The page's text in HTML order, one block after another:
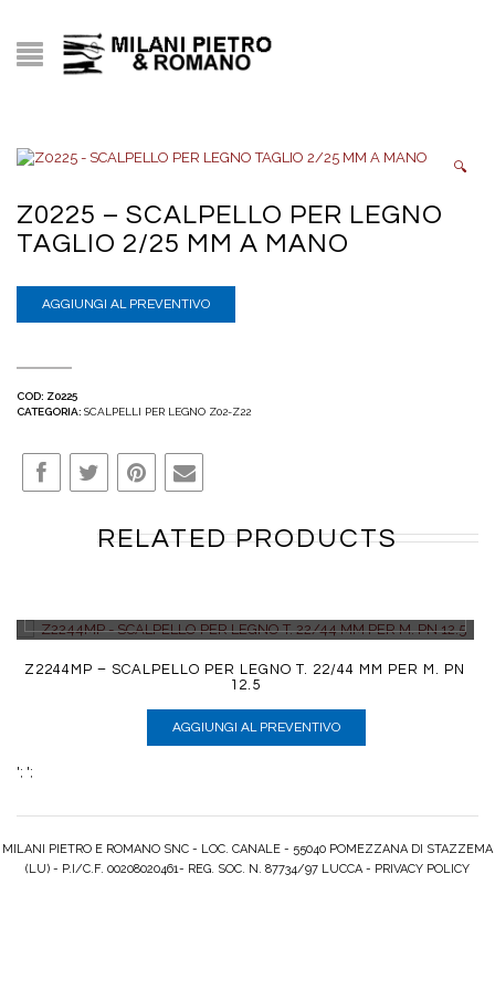
🔍
Z0225 – SCALPELLO PER LEGNO
TAGLIO 2/25 MM A MANO
AGGIUNGI AL PREVENTIVO
COD: Z0225
CATEGORIA: SCALPELLI PER LEGNO Z02-Z22
RELATED PRODUCTS
Z2244MP – SCALPELLO PER LEGNO T. 22/44 MM PER M. PN
12.5
AGGIUNGI AL PREVENTIVO
'; ';
MILANI PIETRO E ROMANO SNC - LOC. CANALE - 55040 POMEZZANA DI STAZZEMA
(LU) - P.I/C.F. 00208020461- REG. SOC. N. 87734/97 LUCCA - PRIVACY POLICY